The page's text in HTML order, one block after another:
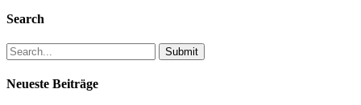
Search
Search
for:
Neueste Beiträge